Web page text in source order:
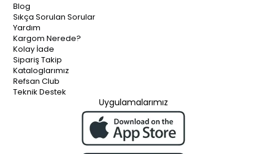
Blog
Sıkça Sorulan Sorular
Yardım
Kargom Nerede?
Kolay İade
Sipariş Takip
Kataloglarımız
Refsan Club
Teknik Destek
Uygulamalarımız